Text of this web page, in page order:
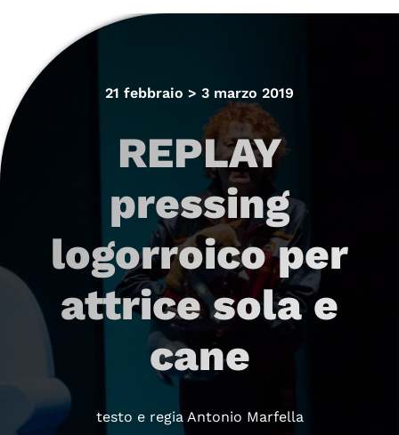
21 febbraio > 3 marzo 2019
REPLAY
pressing
logorroico per
attrice sola e
cane
testo e regia Antonio Marfella